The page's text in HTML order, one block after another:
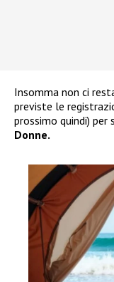
Insomma non ci
previste le
prossimo quindi) per
Donne.